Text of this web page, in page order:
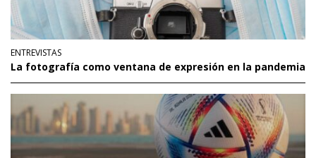
ENTREVISTAS
La fotografía como ventana de expresión en la pandemia